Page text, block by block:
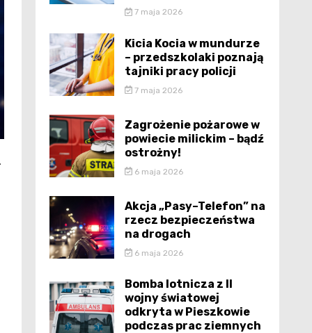
7 maja 2026
Kicia Kocia w mundurze
– przedszkolaki poznają
tajniki pracy policji
7 maja 2026
Zagrożenie pożarowe w
powiecie milickim – bądź
ostrożny!
6 maja 2026
Akcja „Pasy–Telefon” na
rzecz bezpieczeństwa
na drogach
6 maja 2026
Bomba lotnicza z II
wojny światowej
odkryta w Pieszkowie
podczas prac ziemnych